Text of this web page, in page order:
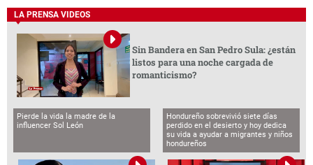
LA PRENSA VIDEOS
Sin Bandera en San Pedro Sula: ¿están
listos para una noche cargada de
romanticismo?
Pierde la vida la madre de la
influencer Sol León
Hondureño sobrevivió siete días
perdido en el desierto y hoy dedica
su vida a ayudar a migrantes y niños
hondureños